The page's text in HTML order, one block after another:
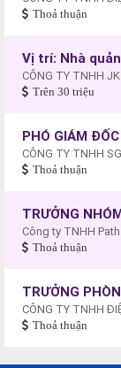
Thoả thuận
Vị trí: Nhà
CÔNG TY TNHH JK
Trên 30 triệu
PHÓ GIÁM ĐỐC
CÔNG TY TNHH
Thoả thuận
TRƯỞNG
Công ty TNHH
Thoả thuận
TRƯỞNG
CÔNG TY TNHH
Thoả thuận